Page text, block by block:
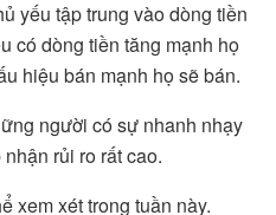
yếu tập trung vào dòng tiền
có dòng tiền tăng mạnh họ
hiệu bán mạnh họ sẽ bán.
người có sự nhanh nhạy
rủi ro rất cao.
xem xét trong tuần này.